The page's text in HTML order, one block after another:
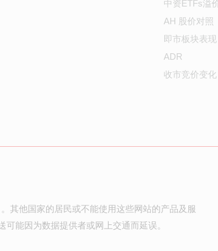
中资ETFs溢
AH 股价对照
即市板块表现
ADR
收市竞价变化
。其他国家的居民或不能使用这些网站的产品及服
能因为数据提供者或网上交通而延误。